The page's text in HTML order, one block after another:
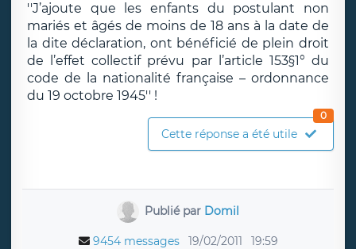
''J’ajoute que les enfants du postulant non
mariés et âgés de moins de 18 ans à la date de
la dite déclaration, ont bénéficié de plein droit
de l’effet collectif prévu par l’article 153§1° du
code de la nationalité française – ordonnance
du 19 octobre 1945'' !
Cette réponse a été utile
0
Publié par Domil
9454 messages 19/02/2011 19:59